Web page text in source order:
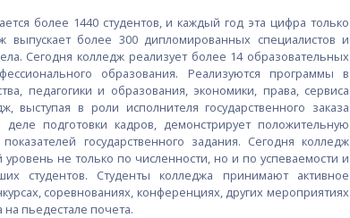
более 1440 студентов, и каждый год эта цифра только
выпускает более 300 дипломированных специалистов и
Сегодня колледж реализует более 14 образовательных
образования. Реализуются программы в
педагогики и образования, экономики, права, сервиса
выступая в роли исполнителя государственного заказа
деле подготовки кадров, демонстрирует положительную
государственного задания. Сегодня колледж
не только по численности, но и по успеваемости и
студентов. Студенты колледжа принимают активное
соревнованиях, конференциях, других мероприятиях
пьедестале почета.